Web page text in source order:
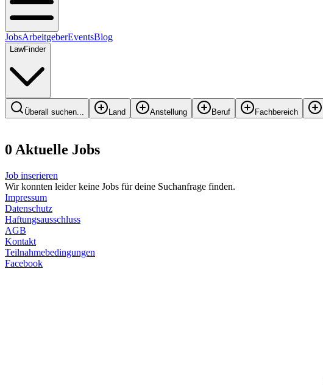
JobsArbeitgeberEventsBlog
LawFinder
Überall suchen... Land Anstellung Beruf Fachbereich
0 Aktuelle Jobs
Job inserieren
Wir konnten leider keine Jobs für deine Suchanfrage finden.
Impressum
Datenschutz
Haftungsausschluss
AGB
Kontakt
Teilnahmebedingungen
Facebook